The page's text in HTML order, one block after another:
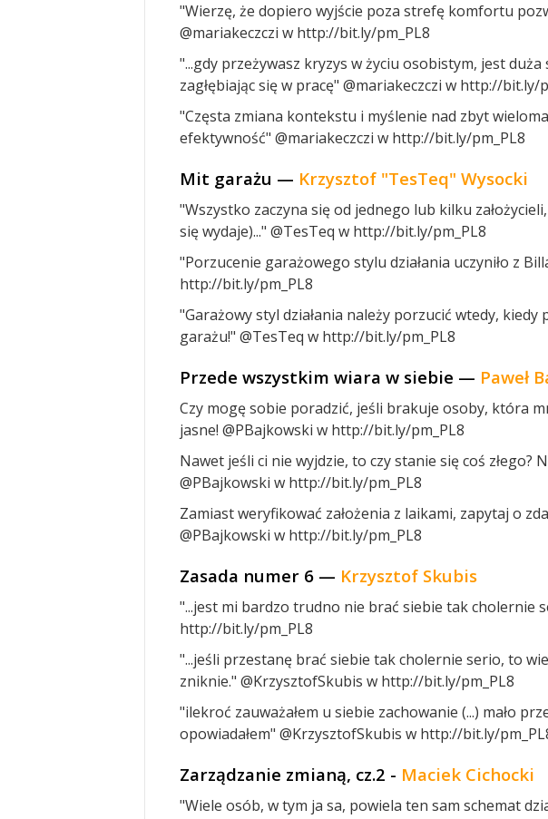
"Wierzę, że dopiero wyjście poza strefę komfortu
@mariakeczczi w http://bit.ly/pm_PL8
"...gdy przeżywasz kryzys w życiu osobistym, jest
zagłębiając się w pracę" @mariakeczczi w http://bit.ly/
"Częsta zmiana kontekstu i myślenie nad zbyt
efektywność" @mariakeczczi w http://bit.ly/pm_PL8
Mit garażu — Krzysztof "TesTeq" Wysocki
"Wszystko zaczyna się od jednego lub kilku
się wydaje)..." @TesTeq w http://bit.ly/pm_PL8
"Porzucenie garażowego stylu działania uczyniło z
http://bit.ly/pm_PL8
"Garażowy styl działania należy porzucić wtedy,
garażu!" @TesTeq w http://bit.ly/pm_PL8
Przede wszystkim wiara w siebie — Paweł
Czy mogę sobie poradzić, jeśli brakuje osoby, która
jasne! @PBajkowski w http://bit.ly/pm_PL8
Nawet jeśli ci nie wyjdzie, to czy stanie się coś
@PBajkowski w http://bit.ly/pm_PL8
Zamiast weryfikować założenia z laikami, zapytaj o
@PBajkowski w http://bit.ly/pm_PL8
Zasada numer 6 — Krzysztof Skubis
"...jest mi bardzo trudno nie brać siebie tak cholernie
http://bit.ly/pm_PL8
"...jeśli przestanę brać siebie tak cholernie serio, to
zniknie." @KrzysztofSkubis w http://bit.ly/pm_PL8
"ilekroć zauważałem u siebie zachowanie (...) mało
opowiadałem" @KrzysztofSkubis w http://bit.ly/
Zarządzanie zmianą, cz.2 - Maciek Cichocki
"Wiele osób, w tym ja sa, powiela ten sam schemat